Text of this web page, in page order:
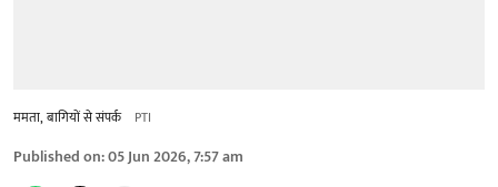
ममता, बागियों से संपर्क PTI
Published on:05 Jun 2026, 7:57 am